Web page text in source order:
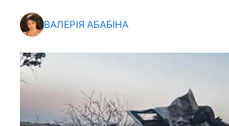
ВАЛЕРІЯ АБАБІНА